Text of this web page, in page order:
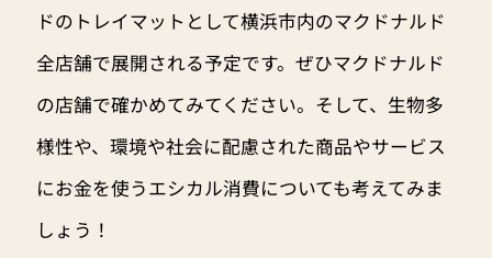
ドのトレイマットとして横浜市内のマクドナルド
全店舗で展開される予定です。ぜひマクドナルド
の店舗で確かめてみてください。そして、生物多
様性や、環境や社会に配慮された商品やサービス
にお金を使うエシカル消費についても考えてみま
しょう！